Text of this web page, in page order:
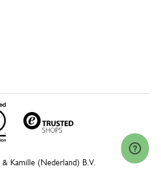
Kamille (Nederland) B.V.